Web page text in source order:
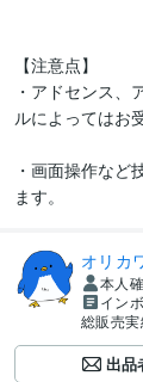
【注意点】
・アドセンス、
ルによってはお
・画面操作など
ます。
オリカ
本人
イン
総販売
出品